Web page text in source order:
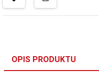
OPIS PRODUKTU